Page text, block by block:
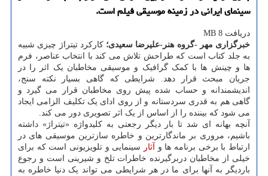
سینمای ایرانی در زمینه موسیقی فیلم است.
دریافت 8 MB
خبرگزاری مهر -گروه هنر-علیرضا سعیدی؛ کارکرد تیتراژ چیزی شبیه
به جلد کتاب است که طراحش تلاش می کند با انتخاب عناصر، فرم
ها و چینش ها با کمک گرافیک و موسیقی مخاطبان یک اثر را در
جریان مبحث قرار دهد. شرایطی که گاهی بسیار نکته سنج،
اندیشمندانه و حساب شده پیش روی مخاطبان قرار می گیرد و
گاهی هم به قدری سردستانه و از روی ادای یک تکلیف الزامی ایجاد
می شود که بیننده را از اساس از یک اثر تصویری دور می کند.
آنچه بهانه ای شد تا بار دیگر رجعتی به کلیدواژه «تیتراژ» داشته
باشیم، مروری بر ماندگارترین و خاطره سازترین موسیقی های در
ارتباط با برخی برنامه ها و
آثار
سینمایی و تلویزیونی است که برای
خیلی از مخاطبان دربرگیرنده خاطرات تلخ و شیرینی است و رجوع
باردیگر به آنها برای ما در هر شرایطی می تواند یک دنیا خاطره به